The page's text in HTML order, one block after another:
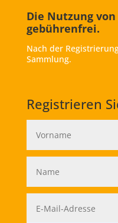
Die Nutzung von
gebührenfrei.
Nach der
Sammlung.
Registrieren